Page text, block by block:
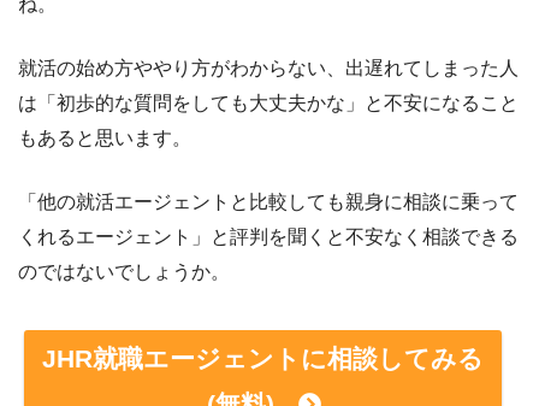
ね。
就活の始め方ややり方がわからない、出遅れてしまった人
は「初歩的な質問をしても大丈夫かな」と不安になること
もあると思います。
「他の就活エージェントと比較しても親身に相談に乗って
くれるエージェント」と評判を聞くと不安なく相談できる
のではないでしょうか。
JHR就職エージェントに相談してみる